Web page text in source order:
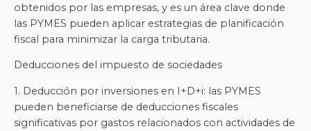
obtenidos por las empresas, y es un área clave donde
las PYMES pueden aplicar estrategias de planificación
fiscal para minimizar la carga tributaria.
Deducciones del impuesto de sociedades
1. Deducción por inversiones en I+D+i: las PYMES
pueden beneficiarse de deducciones fiscales
significativas por gastos relacionados con actividades de